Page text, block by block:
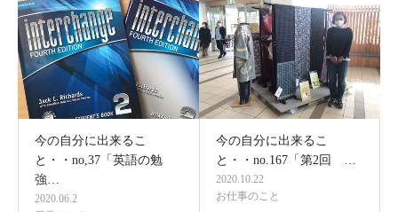
今の自分に出来るこ
と・・no,37「英語の勉
強…
2020.06.2
今の自分に出来るこ
と・・no.167「第2回 …
2020.10.22
お仕事のこと